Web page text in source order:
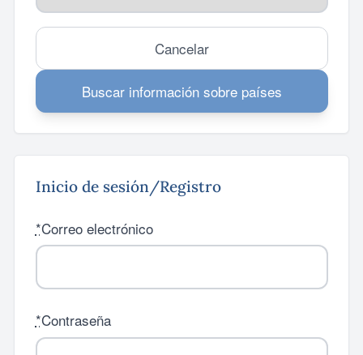
Cancelar
Buscar información sobre países
Inicio de sesión/Registro
*Correo electrónico
*Contraseña